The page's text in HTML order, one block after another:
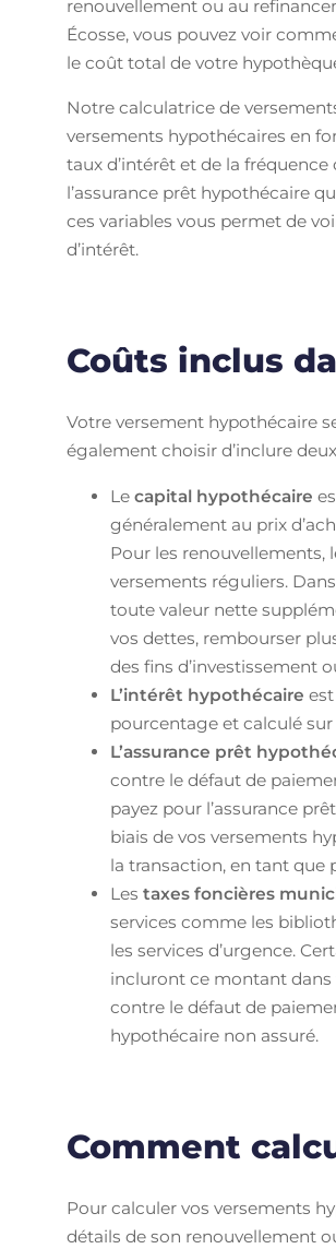
renouvellement ou au
Écosse, vous pouvez voir
le coût total de votre
Notre calculatrice de
versements hypothécaires en
taux d’intérêt et de la
l’assurance prêt hypothécaire
ces variables vous permet de
d’intérêt.
Coûts inclus
Votre versement hypothécaire
également choisir d’inclure
Le capital hypothécaire
généralement au prix
Pour les renouvellements,
versements réguliers.
toute valeur nette
vos dettes, rembourser
des fins d’investissement
L’intérêt hypothécaire
pourcentage et calculé
L’assurance prêt
contre le défaut de
payez pour l’assurance
biais de vos versements
la transaction, en tant que
Les taxes foncières
services comme les
les services d’urgence.
incluront ce montant dans
contre le défaut de
hypothécaire non assuré.
Comment
Pour calculer vos versements
détails de son renouvellement